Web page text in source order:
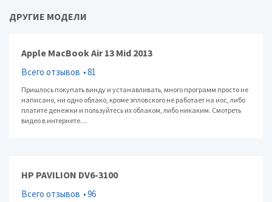
ДРУГИЕ МОДЕЛИ
Apple MacBook Air 13 Mid 2013
Всего отзывов 81
Пришлось покупать винду и устанавливать, много программ просто не
написано, ни одно облако, кроме эпловского не работает на иос, либо
платите денежки и пользуйтесь их облаком, либо никаким. Смотреть
видео в интернете…
HP PAVILION DV6-3100
Всего отзывов 96